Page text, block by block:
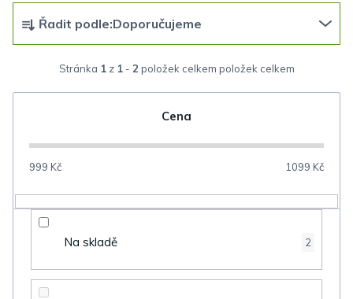
Stránka 1z 1- 2 položek celkem
a
e
o
Řadit podle:Doporučujeme
Cena
999 Kč 1099 Kč
Na skladě 2